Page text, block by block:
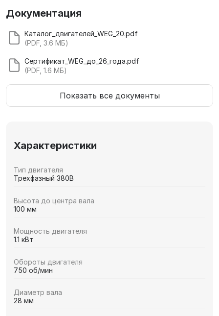
Документация
Каталог_двигателей_WEG_20.pdf
(PDF, 3.6 МБ)
Сертификат_WEG_до_26_года.pdf
(PDF, 1.6 МБ)
Показать все документы
Характеристики
Тип двигателя
Трехфазный 380В
Высота до центра вала
100 мм
Мощность двигателя
1.1 кВт
Обороты двигателя
750 об/мин
Диаметр вала
28 мм